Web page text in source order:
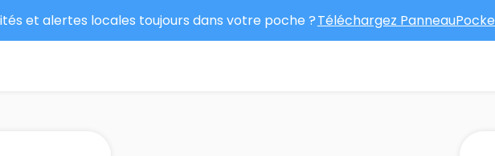
et alertes locales toujours dans votre poche ?Téléchargez